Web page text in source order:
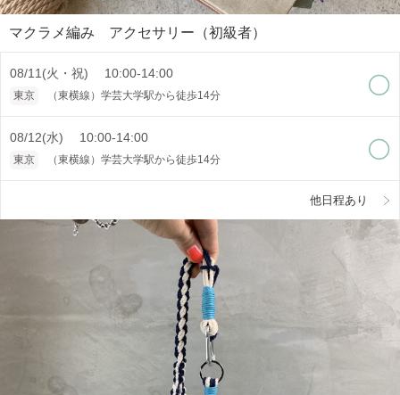
マクラメ編み アクセサリー（初級者）
08/11(火・祝) 10:00-14:00
東京 （東横線）学芸大学駅から徒歩14分
08/12(水) 10:00-14:00
東京 （東横線）学芸大学駅から徒歩14分
他日程あり